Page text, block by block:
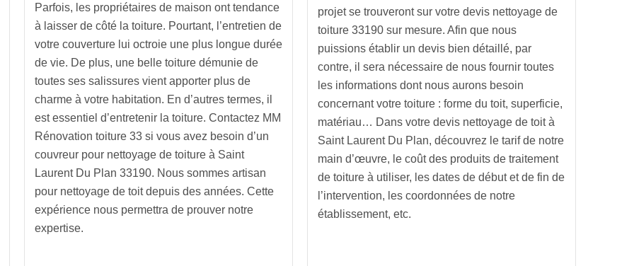
Parfois, les propriétaires de maison ont tendance
à laisser de côté la toiture. Pourtant, l’entretien de
votre couverture lui octroie une plus longue durée
de vie. De plus, une belle toiture démunie de
toutes ses salissures vient apporter plus de
charme à votre habitation. En d’autres termes, il
est essentiel d’entretenir la toiture. Contactez MM
Rénovation toiture 33 si vous avez besoin d’un
couvreur pour nettoyage de toiture à Saint
Laurent Du Plan 33190. Nous sommes artisan
pour nettoyage de toit depuis des années. Cette
expérience nous permettra de prouver notre
expertise.
projet se trouveront sur votre devis nettoyage de
toiture 33190 sur mesure. Afin que nous
puissions établir un devis bien détaillé, par
contre, il sera nécessaire de nous fournir toutes
les informations dont nous aurons besoin
concernant votre toiture : forme du toit, superficie,
matériau… Dans votre devis nettoyage de toit à
Saint Laurent Du Plan, découvrez le tarif de notre
main d’œuvre, le coût des produits de traitement
de toiture à utiliser, les dates de début et de fin de
l’intervention, les coordonnées de notre
établissement, etc.